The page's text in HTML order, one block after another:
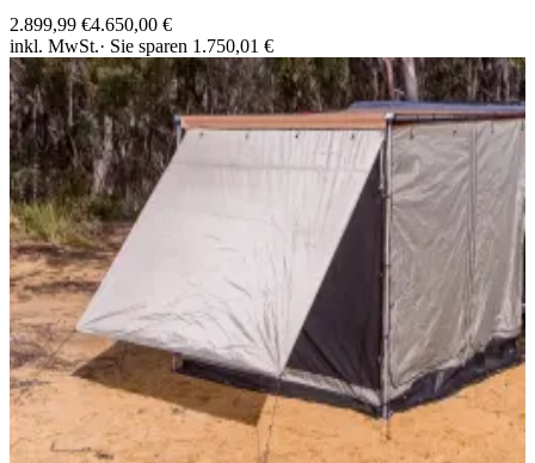
2.899,99 €4.650,00 €
inkl. MwSt.· Sie sparen 1.750,01 €
Nur noch1x
ARB Deluxe Markisenzelt mit Boden, 2000mm x
2500mm
Passend für 35814406 ARB Touring Markise mit LED Leiste
B:2000mm,L:2500mm Das ARB Deluxe Markisenzelt mit Boden
ist als vollständig geschlossener Raum oder Moskitonetz konzipiert
und bietet Schutz vor Wetter und Insekten und sorgt für zusätzliche
Privatsphäre. Merkmale: Polyurethan beschichtetes 300D Polyester
(Oxford) Zwischen 190 210cm Höhe montierbar Die Rückwand
kann komplett geöffnet werden, um zugang zum Fahrzeug oder
Seitenfenster des Hardtops zu erhalten Kabelführungen in den
Dachecken Belüftetes Netzdach Seitenwände aus feinem,
mückensicherem Netz Wasserbeständiger Boden aus Polyethylen
NylonStoffsack, 2 Abspannseile, 6 Heringe Gewicht: 8kg